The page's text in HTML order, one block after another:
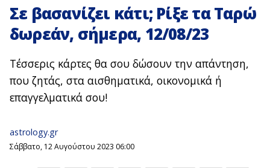
Σε βασανίζει κάτι; Ρίξε τα Ταρώ
δωρεάν, σήμερα, 12/08/23
Τέσσερις κάρτες θα σου δώσουν την απάντηση,
που ζητάς, στα αισθηματικά, οικονομικά ή
επαγγελματικά σου!
astrology.gr
Σάββατο, 12 Αυγούστου 2023 06:00